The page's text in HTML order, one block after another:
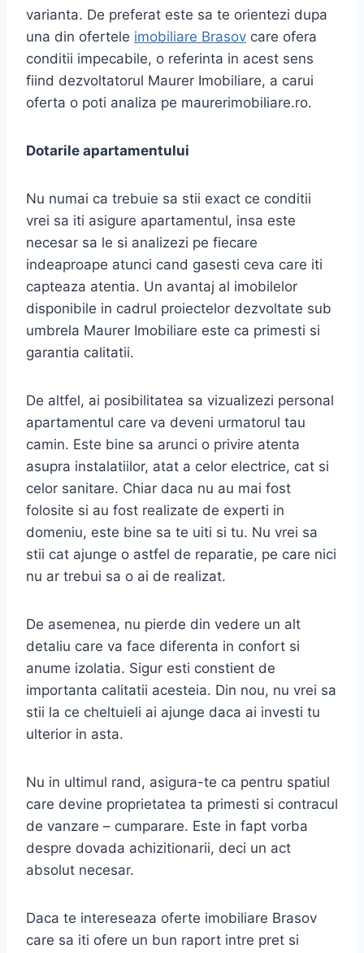
varianta. De preferat este sa te orientezi dupa
una din ofertele imobiliare Brasov care ofera
conditii impecabile, o referinta in acest sens
fiind dezvoltatorul Maurer Imobiliare, a carui
oferta o poti analiza pe maurerimobiliare.ro.
Dotarile apartamentului
Nu numai ca trebuie sa stii exact ce conditii
vrei sa iti asigure apartamentul, insa este
necesar sa le si analizezi pe fiecare
indeaproape atunci cand gasesti ceva care iti
capteaza atentia. Un avantaj al imobilelor
disponibile in cadrul proiectelor dezvoltate sub
umbrela Maurer Imobiliare este ca primesti si
garantia calitatii.
De altfel, ai posibilitatea sa vizualizezi personal
apartamentul care va deveni urmatorul tau
camin. Este bine sa arunci o privire atenta
asupra instalatiilor, atat a celor electrice, cat si
celor sanitare. Chiar daca nu au mai fost
folosite si au fost realizate de experti in
domeniu, este bine sa te uiti si tu. Nu vrei sa
stii cat ajunge o astfel de reparatie, pe care nici
nu ar trebui sa o ai de realizat.
De asemenea, nu pierde din vedere un alt
detaliu care va face diferenta in confort si
anume izolatia. Sigur esti constient de
importanta calitatii acesteia. Din nou, nu vrei sa
stii la ce cheltuieli ai ajunge daca ai investi tu
ulterior in asta.
Nu in ultimul rand, asigura-te ca pentru spatiul
care devine proprietatea ta primesti si contracul
de vanzare – cumparare. Este in fapt vorba
despre dovada achizitionarii, deci un act
absolut necesar.
Daca te intereseaza oferte imobiliare Brasov
care sa iti ofere un bun raport intre pret si